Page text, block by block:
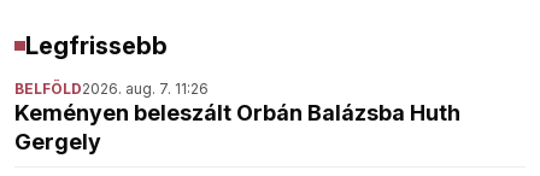
Legfrissebb
BELFÖLD2026. aug. 7. 11:26
Keményen beleszált Orbán Balázsba Huth
Gergely